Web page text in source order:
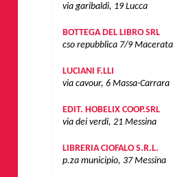
via garibaldi, 19 Lucca
BOTTEGA DEL LIBRO SRL
cso repubblica 7/9 Macerata
LUCIANI F.LLI
via cavour, 6 Massa-Carrara
EDIT. HOBELIX COOP.SRL
via dei verdi, 21 Messina
LIBRERIA CIOFALO S.R.L.
p.za municipio, 37 Messina